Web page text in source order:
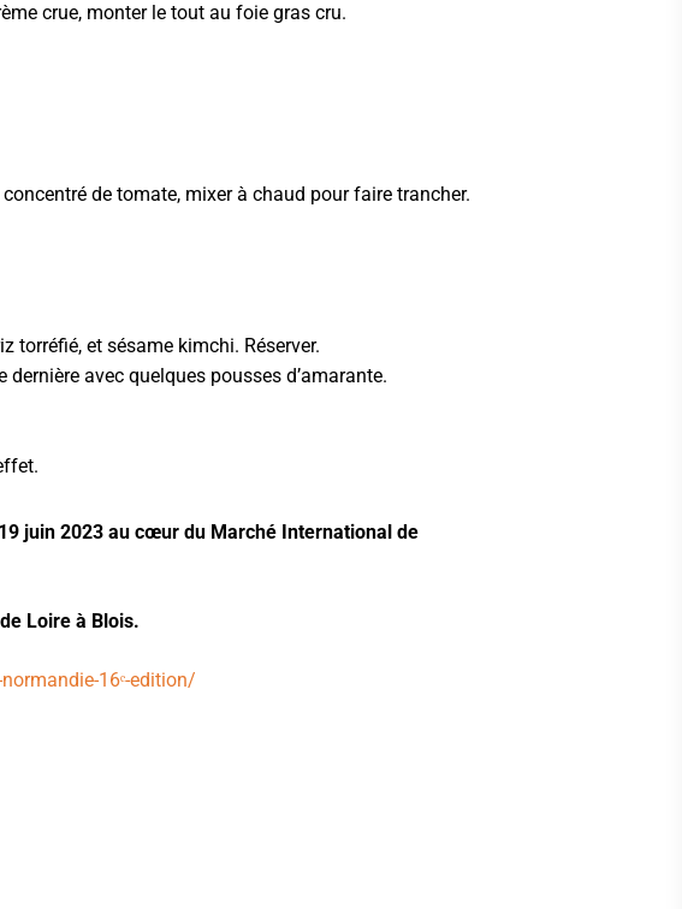
crue, monter le tout au foie gras cru.
de tomate, mixer à chaud pour faire trancher.
torréfié, et sésame kimchi. Réserver.
avec quelques pousses d’amarante.
juin 2023 au cœur du Marché International de
Loire à Blois.
16ᵉ-edition/